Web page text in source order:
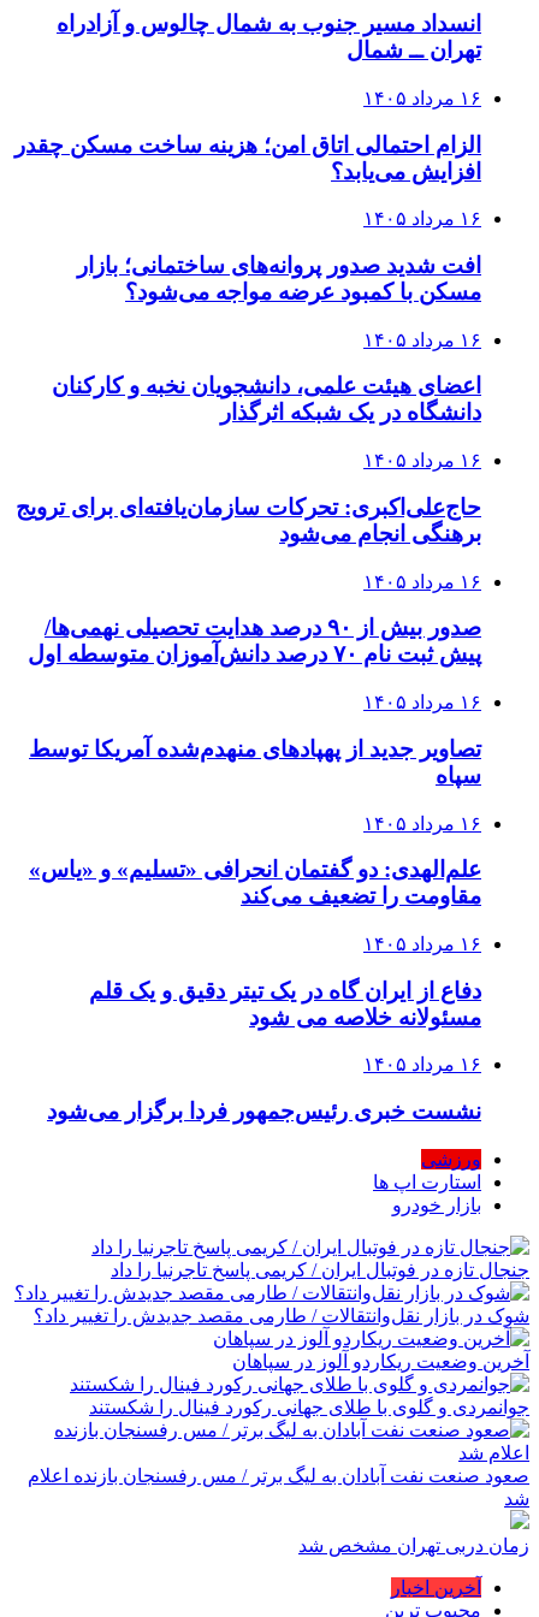
انسداد مسیر جنوب به شمال چالوس و آزادراه
تهران ــ شمال
۱۶ مرداد ۱۴۰۵
الزام احتمالی اتاق امن؛ هزینه ساخت مسکن چقدر
افزایش می‌یابد؟
۱۶ مرداد ۱۴۰۵
افت شدید صدور پروانه‌های ساختمانی؛ بازار
مسکن با کمبود عرضه مواجه می‌شود؟
۱۶ مرداد ۱۴۰۵
اعضای هیئت علمی، دانشجویان نخبه و کارکنان
دانشگاه در یک شبکه‌ اثرگذار
۱۶ مرداد ۱۴۰۵
حاج‌علی‌اکبری: تحرکات سازمان‌یافته‌ای برای ترویج
برهنگی انجام می‌شود
۱۶ مرداد ۱۴۰۵
صدور بیش از ۹۰ درصد هدایت تحصیلی نهمی‌ها/
پیش ثبت نام ۷۰ درصد دانش‌آموزان متوسطه اول
۱۶ مرداد ۱۴۰۵
تصاویر جدید از پهپادهای منهدم‌شده آمریکا توسط
سپاه
۱۶ مرداد ۱۴۰۵
علم‌الهدی: دو گفتمان انحرافی «تسلیم» و «یاس»
مقاومت را تضعیف می‌کند
۱۶ مرداد ۱۴۰۵
دفاع از ایران گاه در یک تیتر دقیق و یک قلم
مسئولانه خلاصه می شود
۱۶ مرداد ۱۴۰۵
نشست خبری رئیس‌جمهور فردا برگزار می‌شود
ورزشی
استارت اپ ها
بازار خودرو
جنجال تازه در فوتبال ایران / کریمی پاسخ تاجرنیا را داد
شوک در بازار نقل‌وانتقالات / طارمی مقصد جدیدش را تغییر داد؟
آخرین وضعیت ریکاردو آلوز در سپاهان
جوانمردی و گلوی با طلای جهانی رکورد فینال را شکستند
صعود صنعت نفت آبادان به لیگ برتر / مس رفسنجان بازنده اعلام
شد
زمان دربی تهران مشخص شد
آخرین اخبار
محبوب ترین